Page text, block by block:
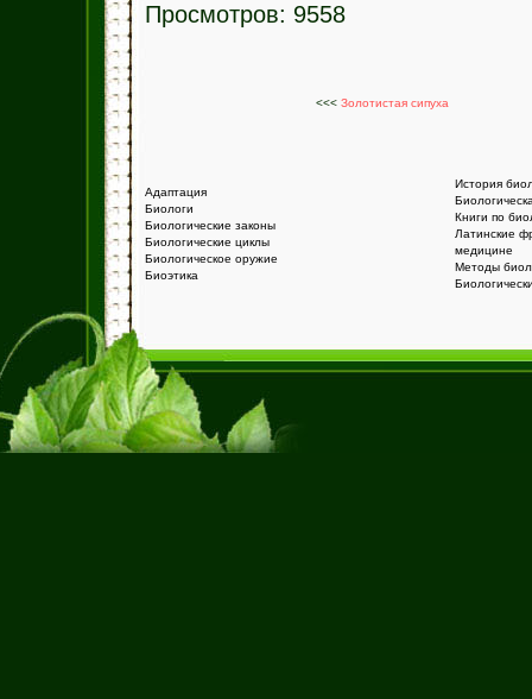
Просмотров: 9558
<<< Золотистая сипуха
Адаптация
Биологи
Биологические законы
Биологические циклы
Биологическое оружие
Биоэтика
История
Книги по
Латинские
медицине
Методы